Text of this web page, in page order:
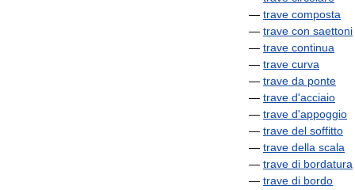
— trave composta
— trave con saettoni
— trave continua
— trave curva
— trave da ponte
— trave d'acciaio
— trave d'appoggio
— trave del soffitto
— trave della scala
— trave di bordatura
— trave di bordo